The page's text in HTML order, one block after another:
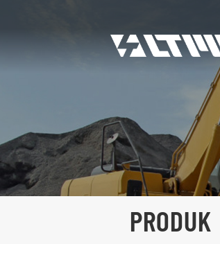
PRODUK